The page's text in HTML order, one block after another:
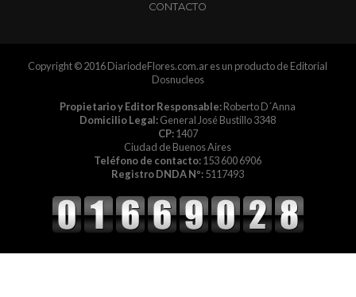
CONTACTO
Copyright © 2016 DiariodeFlores.com.ar es un producto de Editorial
Dosnucleos
Propietario y Editor Responsable:Roberto D´Anna
Domicilio Legal:General José Bustillo 3348
CP:1407
Ciudad de Buenos Aires
Teléfono de contacto:153 600 6906
Registro DNDA Nº:5117493